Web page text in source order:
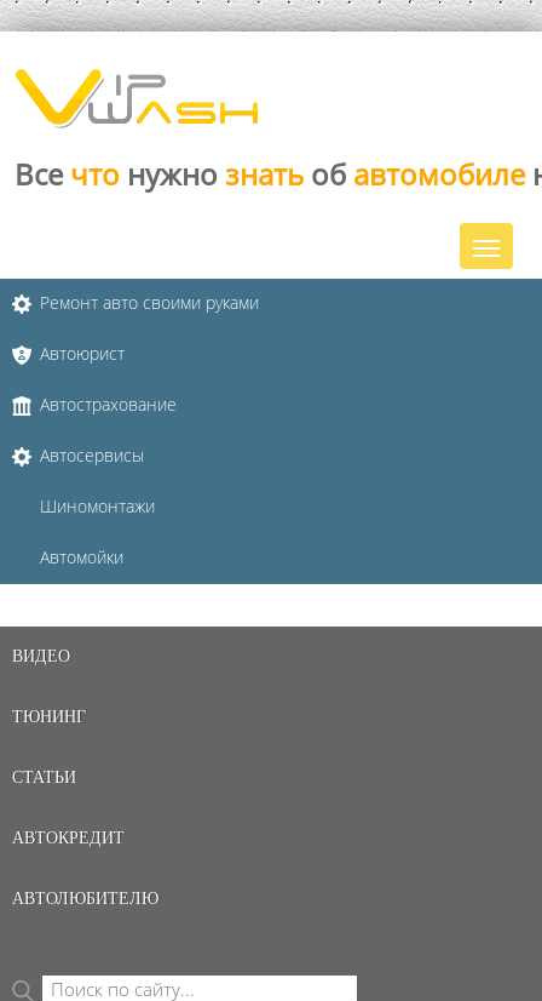
Все что нужно знать об автомобиле
Ремонт авто своими руками
Автоюрист
Автострахование
Автосервисы
Шиномонтажи
Автомойки
ВИДЕО
ТЮНИНГ
СТАТЬИ
АВТОКРЕДИТ
АВТОЛЮБИТЕЛЮ
Поиск